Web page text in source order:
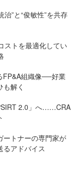
”と“俊敏性”を共存
ストを最適化してい
FP&A組織像──好業
解く
2.0」へ……CRA
ートナーの専門家が
るアドバイス